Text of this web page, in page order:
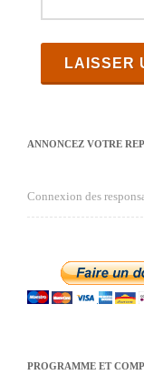
ANNONCEZ VOTRE
Connexion des
PROGRAMME ET